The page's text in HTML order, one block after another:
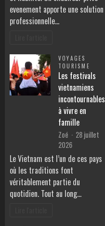
evenement apporte une solution
professionnelle…
VOYAGES
TOURISME
Les festivals
vietnamiens
incontournables
à vivre en
famille
Zoé
28 juillet
2026
Le Vietnam est l’un de ces pays
où les traditions font
véritablement partie du
quotidien. Tout au long…